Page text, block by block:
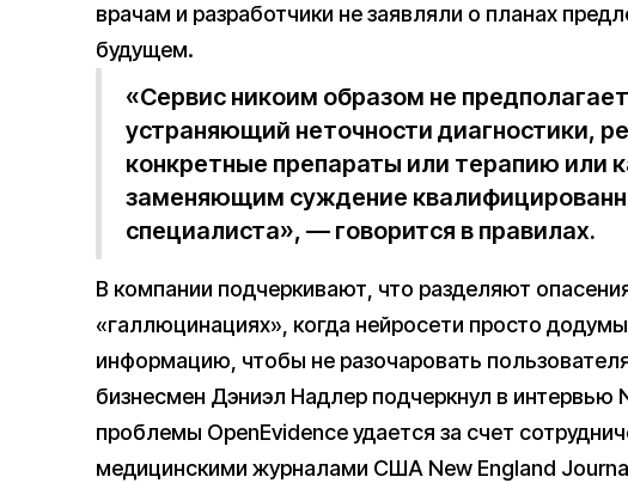
врачам и разработчики не заявляли о планах
будущем.
«Сервис никоим образом не
устраняющий неточности диагностики,
конкретные препараты или терапию или
заменяющим суждение
специалиста», — говорится в правилах.
В компании подчеркивают, что разделяют
«галлюцинациях», когда нейросети просто
информацию, чтобы не разочаровать
бизнесмен Дэниэл Надлер подчеркнул в интервью
проблемы OpenEvidence удается за счет
медицинскими журналами США New England